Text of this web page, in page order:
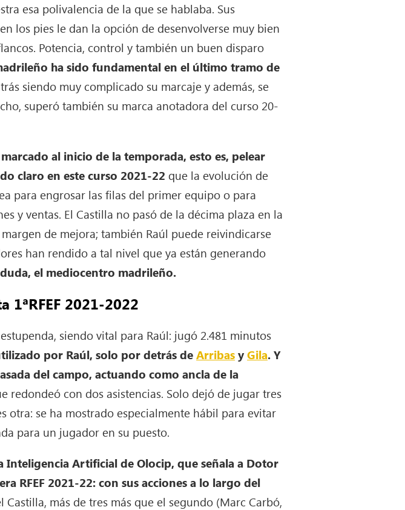
esa polivalencia de la que se hablaba. Sus
los pies le dan la opción de desenvolverse muy bien
Potencia, control y también un buen disparo
ha sido fundamental en el último tramo de
siendo muy complicado su marcaje y además, se
superó también su marca anotadora del curso 20-
al inicio de la temporada, esto es, pelear
claro en este curso 2021-22 que la evolución de
para engrosar las filas del primer equipo o para
y ventas. El Castilla no pasó de la décima plaza en la
de mejora; también Raúl puede reivindicarse
han rendido a tal nivel que ya están generando
el mediocentro madrileño.
2021-2022
siendo vital para Raúl: jugó 2.481 minutos
por Raúl, solo por detrás deArribasyGila. Y
del campo, actuando como ancla de la
redondeó con dos asistencias. Solo dejó de jugar tres
otra: se ha mostrado especialmente hábil para evitar
para un jugador en su puesto.
Inteligencia Artificial de Olocip, que señala a Dotor
RFEF 2021-22: con sus acciones a lo largo del
Castilla, más de tres más que el segundo (Marc Carbó,